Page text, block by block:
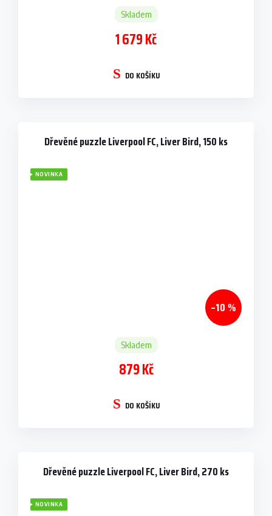
Skladem
1 679 Kč
DO KOŠÍKU
Dřevěné puzzle Liverpool FC, Liver Bird, 150 ks
NOVINKA
–10 %
Skladem
879 Kč
DO KOŠÍKU
Dřevěné puzzle Liverpool FC, Liver Bird, 270 ks
NOVINKA